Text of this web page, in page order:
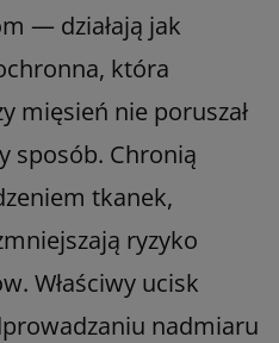
— działają jak
która
mięsień nie poruszał
sposób. Chronią
tkanek,
ryzyko
Właściwy ucisk
nadmiaru